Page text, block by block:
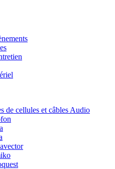
de cellules et câbles Audio